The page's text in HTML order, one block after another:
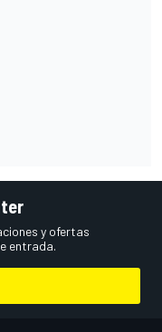
y ofertas
entrada.